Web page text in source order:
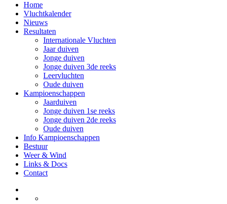
Home
Vluchtkalender
Nieuws
Resultaten
Internationale Vluchten
Jaar duiven
Jonge duiven
Jonge duiven 3de reeks
Leervluchten
Oude duiven
Kampioenschappen
Jaarduiven
Jonge duiven 1se reeks
Jonge duiven 2de reeks
Oude duiven
Info Kampioenschappen
Bestuur
Weer & Wind
Links & Docs
Contact